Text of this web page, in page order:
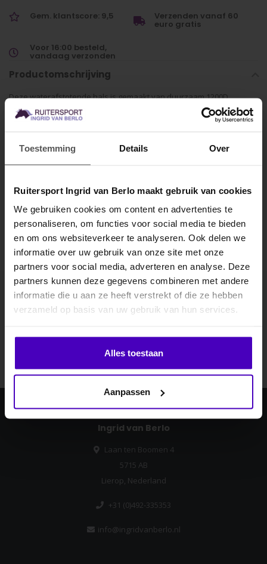
Toestemming Details Over
Ruitersport Ingrid van Berlo maakt gebruik van cookies
We gebruiken cookies om content en advertenties te
personaliseren, om functies voor social media te bieden
en om ons websiteverkeer te analyseren. Ook delen we
informatie over uw gebruik van onze site met onze
partners voor social media, adverteren en analyse. Deze
partners kunnen deze gegevens combineren met andere
informatie die u aan ze heeft verstrekt of die ze hebben
verzameld op basis van uw gebruik van hun services.
Alles toestaan
Aanpassen
Gem. klantscore: 9,5 Verzenden vanaf 60
euro gratis
Voor 16:00 besteld,
vandaag verzonden
Productomschrijving
Deze waterafstotende hals is gemaakt van duurzaam 1200D
ripstopmateriaal en biedt uitstekende bescherming.
Specificaties
Abonneer je op onze nieuwsbrief
Ingrid van Berlo
Laan ten Boomen 4
5715 AB
Lierop, Nederland
+31 (0)492-335353
info@ingridvanberlo.nl
MELD JE AAN VOOR
10% KORTING
.